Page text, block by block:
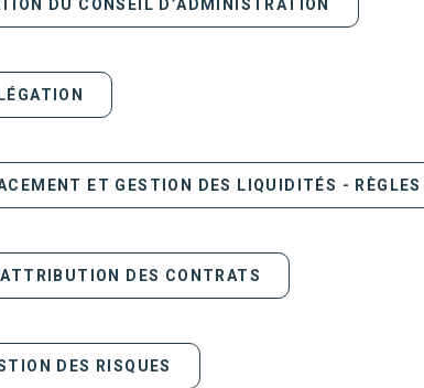
DU CONSEIL D’ADMINISTRATION
ET GESTION DES LIQUIDITÉS -
DES CONTRATS
DES RISQUES